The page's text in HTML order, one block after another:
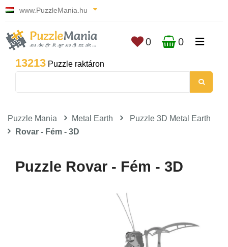
www.PuzzleMania.hu
13213 Puzzle raktáron
0 0
Puzzle Mania Metal Earth
Puzzle 3D Metal Earth
Rovar - Fém - 3D
Puzzle Rovar - Fém - 3D